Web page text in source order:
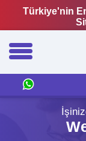
Türkiye'nin